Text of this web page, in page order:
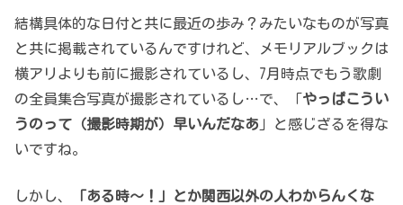
結構具体的な日付と共に最近の歩み？みたいなものが写真
と共に掲載されているんですけれど、メモリアルブックは
横アリよりも前に撮影されているし、7月時点でもう歌劇
の全員集合写真が撮影されているし…で、「 やっぱこうい
うのって（撮影時期が）早いんだなあ 」と感じざるを得な
いですね。
しかし、
「ある時～！」とか関西以外の人わからんくな